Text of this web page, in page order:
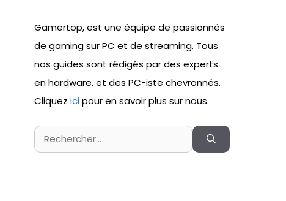
Gamertop, est une équipe de passionnés
de gaming sur PC et de streaming. Tous
nos guides sont rédigés par des experts
en hardware, et des PC-iste chevronnés.
Cliquez icipour en savoir plus sur nous.
Rechercher :